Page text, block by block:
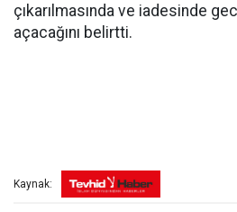
çıkarılmasında ve iadesinde
açacağını belirtti.
Kaynak: